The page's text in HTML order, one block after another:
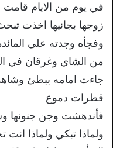
في يوم من الايام قامت
زوجها بجانيها اخذت
وفجأه وجدته علي
من الشاي وغرقان في
جاءت امامه ببطئ
قطرات دموع
فأندهشت وجن جنونها
ولماذا تبكي ولماذا